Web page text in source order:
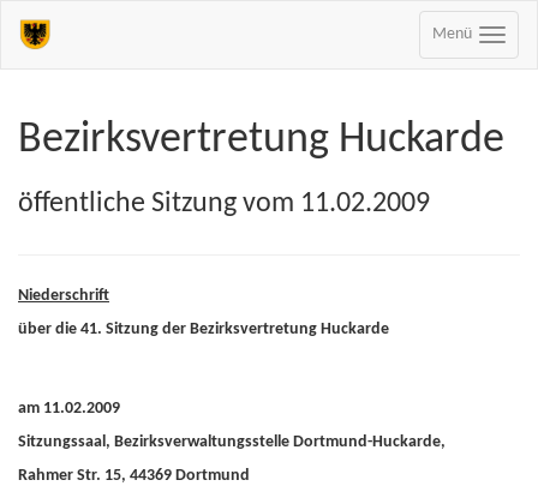
Menü
Bezirksvertretung Huckarde
öffentliche Sitzung vom 11.02.2009
Niederschrift
über die 41. Sitzung der Bezirksvertretung Huckarde
am 11.02.2009
Sitzungssaal, Bezirksverwaltungsstelle Dortmund-Huckarde,
Rahmer Str. 15, 44369 Dortmund